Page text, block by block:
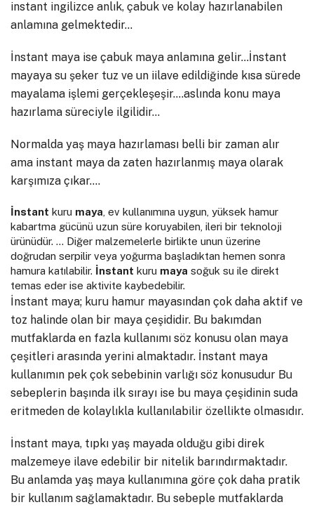
instant ingilizce anlık, çabuk ve kolay hazırlanabilen
anlamına gelmektedir…
İnstant maya ise çabuk maya anlamına gelir…İnstant
mayaya su şeker tuz ve un iilave edildiğinde kısa sürede
mayalama işlemi gerçekleşeşir….aslında konu maya
hazırlama süreciyle ilgilidir…
Normalda yaş maya hazırlaması belli bir zaman alır
ama instant maya da zaten hazırlanmış maya olarak
karşımıza çıkar….
İnstant kuru maya , ev kullanımına uygun, yüksek hamur
kabartma gücünü uzun süre koruyabilen, ileri bir teknoloji
ürünüdür. … Diğer malzemelerle birlikte unun üzerine
doğrudan serpilir veya yoğurma başladıktan hemen sonra
hamura katılabilir. İnstant kuru maya soğuk su ile direkt
temas eder ise aktivite kaybedebilir.
İnstant maya; kuru hamur mayasından çok daha aktif ve
toz halinde olan bir maya çeşididir. Bu bakımdan
mutfaklarda en fazla kullanımı söz konusu olan maya
çeşitleri arasında yerini almaktadır. İnstant maya
kullanımın pek çok sebebinin varlığı söz konusudur Bu
sebeplerin başında ilk sırayı ise bu maya çeşidinin suda
eritmeden de kolaylıkla kullanılabilir özellikte olmasıdır.
İnstant maya, tıpkı yaş mayada olduğu gibi direk
malzemeye ilave edebilir bir nitelik barındırmaktadır.
Bu anlamda yaş maya kullanımına göre çok daha pratik
bir kullanım sağlamaktadır. Bu sebeple mutfaklarda